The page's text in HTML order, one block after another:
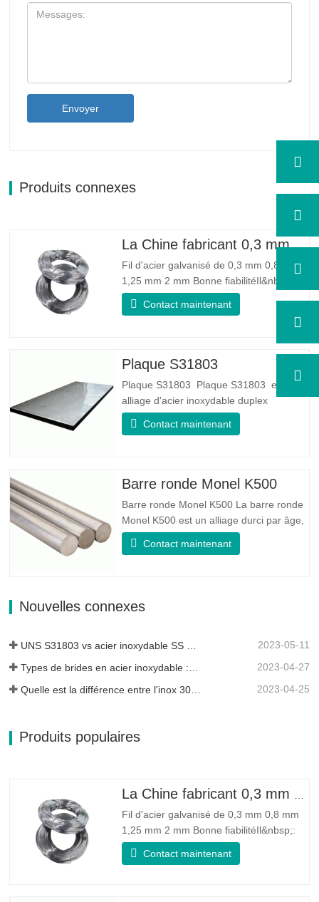
Envoyer
Produits connexes
La Chine fabricant 0,3 mm 0,8 mm 1,25 mm 2 mm de fil d'acier galvanisé
Fil d'acier galvanisé de 0,3 mm 0,8 mm
1,25 mm 2 mm Bonne fiabilitéIl&nbsp;:
peut améliorer certains nœuds, bavures
et rouille sur le fil d'acier Bonne élasticité
: La ténacité de l'acier galvanisé est très
bonne, l'élasticité est très bonne, très
adaptée à la fabrication de ressorts…
Contact maintenant
Plaque S31803
Plaque S31803 Plaque S31803 est un
alliage d'acier inoxydable duplex
standard de qualité duplex. Il a la
microstructure d'un rapport
stabilité mécanique fiable, de ductilité et
la…
Contact maintenant
Barre ronde Monel K500
Barre ronde Monel K500 La barre ronde
Monel K500 est un alliage durci par âge,
dont la composition de base se compose
d'éléments comme le nickel et le cuivre.
à l'érosion…
Contact maintenant
Nouvelles connexes
2023-05-11
2023-04-27
Quelle est la différence entre l'inox 304L et 316L ? 2023-04-25
Produits populaires
La Chine fabricant 0,3 mm 0,8 mm 1,25 mm 2 mm de fil d'acier galvanisé
Fil d'acier galvanisé de 0,3 mm 0,8 mm
1,25 mm 2 mm Bonne fiabilitéIl&nbsp;:
peut améliorer certains nœuds, bavures
et rouille sur le fil d'acier Bonne élasticité
Contact maintenant